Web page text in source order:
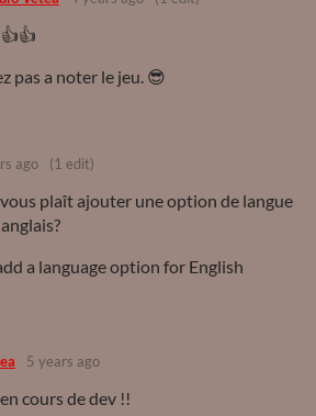
pas a noter le jeu. 😎
ago (1 edit)
plaît ajouter une option de langue
a language option for English
5 years ago
cours de dev !!